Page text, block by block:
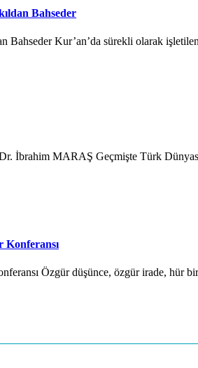
Bahseder
Bahseder Kur’an’da sürekli olarak
İbrahim MARAŞ Geçmişte Türk
Konferansı
Özgür düşünce, özgür irade, hür